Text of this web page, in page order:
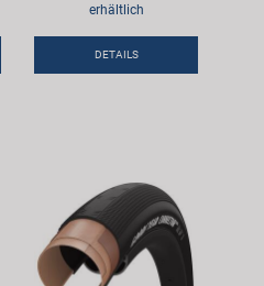
erhältlich
DETAILS